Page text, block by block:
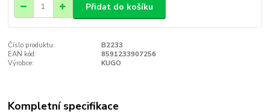
Přidat do košíku
Číslo produktu:
B2233
EAN kód:
8591233907256
Výrobce:
KUGO
Kompletní specifikace